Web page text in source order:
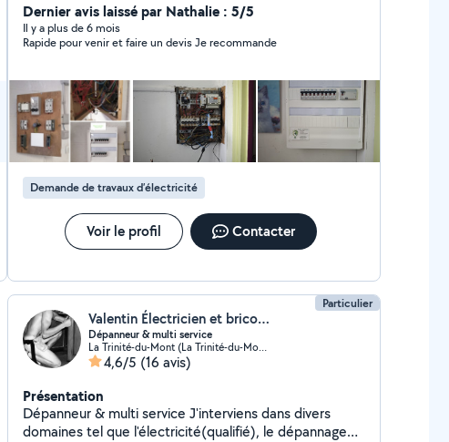
Dernier avis laissé par Nathalie : 5/5
Il y a plus de 6 mois
Rapide pour venir et faire un devis Je recommande
Demande de travaux d’électricité
Voir le profil Contacter
Particulier
Valentin Électricien et bricoleur
Dépanneur & multi service
La Trinité-du-Mont (La Trinité-du-Mont)
4,6/5 (16 avis)
Présentation
Dépanneur & multi service J'interviens dans divers
domaines tel que l'électricité(qualifié), le dépannage